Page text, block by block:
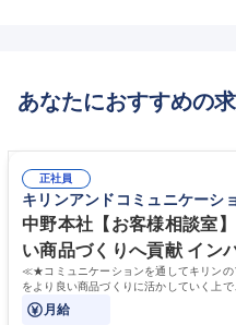
あなたにおすすめの
正社員
キリンアンドコミュニケーシ
中野本社【お客様相談室
い商品づくりへ貢献 イン
≪★コミュニケーションを通してキリン
をより良い商品づくりに活かしていく上
月給